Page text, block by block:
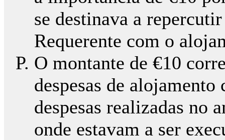
se destinava a
Requerente com o
O montante de €10
despesas de
despesas realizadas no
onde estavam a ser